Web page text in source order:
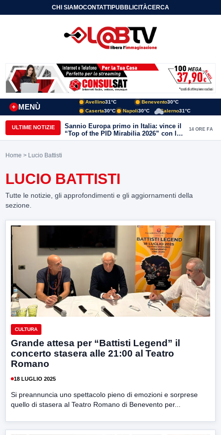
CHI SIAMOCONTATTIPUBBLICITÀCERCA
MENÙ
+
Avellino31°C Benevento30°C
Caserta30°C Napoli30°C Salerno31°C
ULTIME NOTIZIE
Sannio Europa primo in Italia: vince il
“Top of the PID Mirabilia 2026” con la
realtà virtuale nei musei del Sannio
14 ORE FA
Home > Lucio Battisti
LUCIO BATTISTI
Tutte le notizie, gli approfondimenti e gli aggiornamenti della
sezione.
CULTURA
Grande attesa per “Battisti Legend” il
concerto stasera alle 21:00 al Teatro
Romano
18 LUGLIO 2025
Si preannuncia uno spettacolo pieno di emozioni e sorprese
quello di stasera al Teatro Romano di Benevento per...